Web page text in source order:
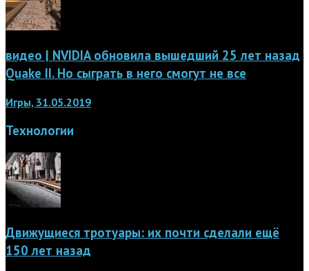
видео | NVIDIA обновила вышедший 25 лет назад
Quake II. Но сыграть в него смогут не все
Игры, 31.05.2019
Технологии
Движущиеся тротуары: их почти сделали ещё
150 лет назад